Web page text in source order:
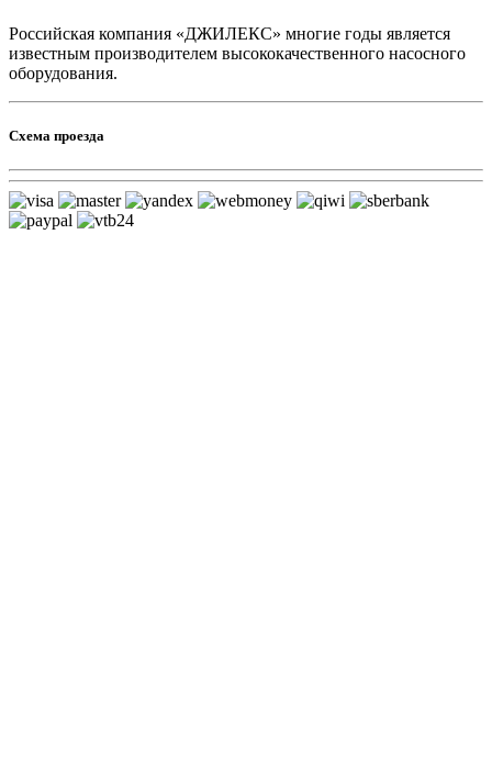
Российская компания «ДЖИЛЕКС» многие годы является
известным производителем высококачественного насосного
оборудования.
Схема проезда